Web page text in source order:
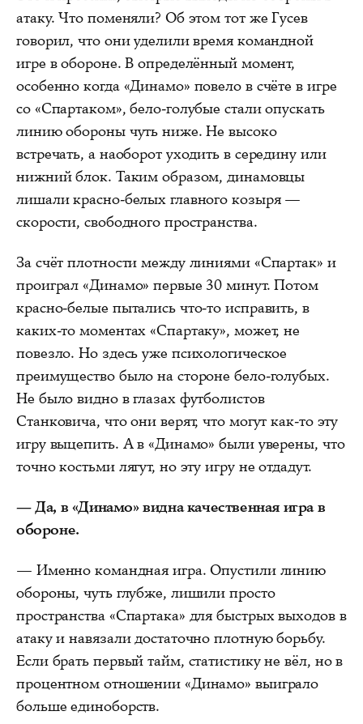
атаку. Что поменяли? Об этом тот же Гусев
говорил, что они уделили время командной
игре в обороне. В определённый момент,
особенно когда «Динамо» повело в счёте в игре
со «Спартаком», бело-голубые стали опускать
линию обороны чуть ниже. Не высоко
встречать, а наоборот уходить в середину или
нижний блок. Таким образом, динамовцы
лишали красно-белых главного козыря —
скорости, свободного пространства.
За счёт плотности между линиями «Спартак» и
проиграл «Динамо» первые 30 минут. Потом
красно-белые пытались что-то исправить, в
каких-то моментах «Спартаку», может, не
повезло. Но здесь уже психологическое
преимущество было на стороне бело-голубых.
Не было видно в глазах футболистов
Станковича, что они верят, что могут как-то эту
игру выцепить. А в «Динамо» были уверены, что
точно костьми лягут, но эту игру не отдадут.
— Да, в «Динамо» видна качественная игра в
обороне.
— Именно командная игра. Опустили линию
обороны, чуть глубже, лишили просто
пространства «Спартака» для быстрых выходов в
атаку и навязали достаточно плотную борьбу.
Если брать первый тайм, статистику не вёл, но в
процентном отношении «Динамо» выиграло
больше единоборств.